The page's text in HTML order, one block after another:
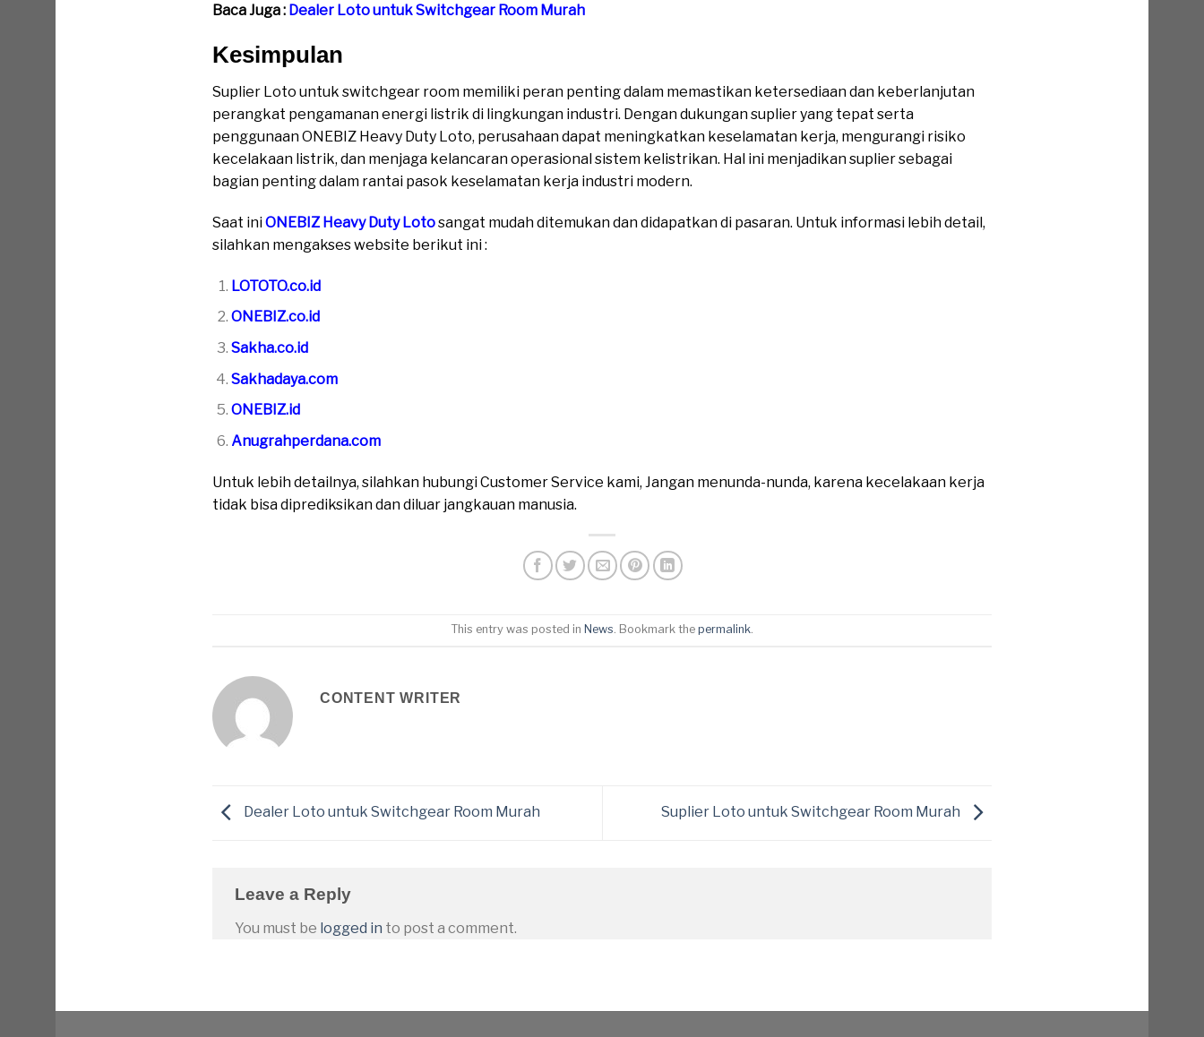
Baca Juga : Dealer Loto untuk Switchgear Room Murah
Kesimpulan
Suplier Loto untuk switchgear room memiliki peran penting dalam memastikan ketersediaan dan keberlanjutan
perangkat pengamanan energi listrik di lingkungan industri. Dengan dukungan suplier yang tepat serta
penggunaan ONEBIZ Heavy Duty Loto, perusahaan dapat meningkatkan keselamatan kerja, mengurangi risiko
kecelakaan listrik, dan menjaga kelancaran operasional sistem kelistrikan. Hal ini menjadikan suplier sebagai
bagian penting dalam rantai pasok keselamatan kerja industri modern.
Saat iniONEBIZ Heavy Duty Lotosangat mudah ditemukan dan didapatkan di pasaran. Untuk informasi lebih detail,
silahkan mengakses website berikut ini :
LOTOTO.co.id
ONEBIZ.co.id
Sakha.co.id
Sakhadaya.com
ONEBIZ.id
Anugrahperdana.com
Untuk lebih detailnya, silahkan hubungi Customer Service kami, Jangan menunda-nunda, karena kecelakaan kerja
tidak bisa diprediksikan dan diluar jangkauan manusia.
This entry was posted in News. Bookmark the permalink.
CONTENT WRITER
Dealer Loto untuk Switchgear Room Murah Suplier Loto untuk Switchgear Room Murah
Leave a Reply
You must be logged in to post a comment.